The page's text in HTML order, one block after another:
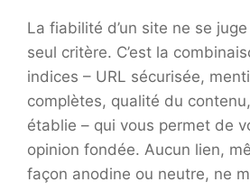
La fiabilité d’un site ne se
seul critère. C’est la
indices – URL sécurisée,
complètes, qualité du
établie – qui vous permet de
opinion fondée. Aucun lien,
façon anodine ou neutre, ne